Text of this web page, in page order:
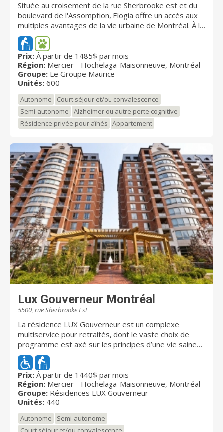
Située au croisement de la rue Sherbrooke est et du
boulevard de l'Assomption, Elogia offre un accès aux
multiples avantages de la vie urbaine de Montréal. À la
lisière du Quartier Rosemont et aux abords du Stade
Olympique, la résidence pour retraités Elogia vous
permet de profiter de ses nombreuses aires
communes et d'appartements au goût du jour, au
coeur d'un quartier emblématique. L'agrandissement
de la résidence a vu tripler la superficie des aires
communes en plus d'un super marché IGA au rez-de-
chaussée, accessible de l'intérieur. À cet
agrandissement vient s'ajouter une rénovation
soignée des appartements-services existants. Elogia,
appartements avec services, 24 condos-services et
50 studios de soins sous sa bannière Signature.
Prix: À partir de 1485$ par mois
Région: Mercier - Hochelaga-Maisonneuve, Montréal
Groupe: Le Groupe Maurice
Unités: 600
Autonome
Court séjour et/ou convalescence
Semi-autonome
Alzheimer ou autre perte cognitive
Résidence privée pour aînés
Appartement
Lux Gouverneur Montréal
5500, rue Sherbrooke Est
La résidence LUX Gouverneur est un complexe
multiservice pour retraités, dont le vaste choix de
programme est axé sur les principes d’une vie saine
et active. C’est l’esprit « vacances tout inclus » à son
meilleur... dans un environnement conçu pour vous
permettre une retraite paisible, à la fois dynamique et
détendue, avec des gens partageant vos goûts et
vos intérêts. Ainsi, la résidence LUX met à votre
disposition toutes les infrastructures à votre plein
épanouissement pour pratiquer vos passe-temps
favoris : culture, sports, loisirs et divertissements. Le
Prix: À partir de 1440$ par mois
Région: Mercier - Hochelaga-Maisonneuve, Montréal
Groupe: Résidences LUX Gouverneur
Unités: 440
Autonome
Semi-autonome
Court séjour et/ou convalescence